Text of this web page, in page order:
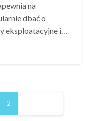
na
dbać o
eksploatacyjne i…
2